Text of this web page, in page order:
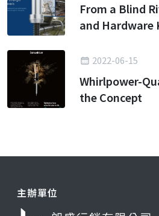
From a Blind
and Hardware
2022-06-15
Whirlpower-
the Concept
主辦單位